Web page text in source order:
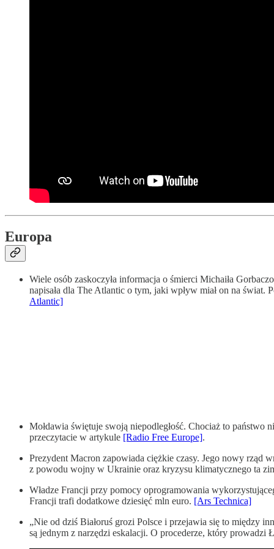
Europa
Wiele osób zaskoczyła informacja o śmierci Michaiła
napisała dla The Atlantic o tym, jaki wpływ miał on na
Atlantic]
Mołdawia świętuje swoją niepodległość. Chociaż to
przeczytacie w artykule [Radio Free Europe].
Prezydent Macron zapowiada ciężkie czasy. Jego nowy rząd
z powodu wojny w Ukrainie oraz kryzysu klimatycznego ta
Władze Francji przy pomocy oprogramowania
Francji trafi dodatkowe dziesięć mln euro. [Ars Technica]
„Nie od dziś Białoruś grozi Polsce i przejawia się to między
są jednym z narzędzi eskalacji. O procederze, który